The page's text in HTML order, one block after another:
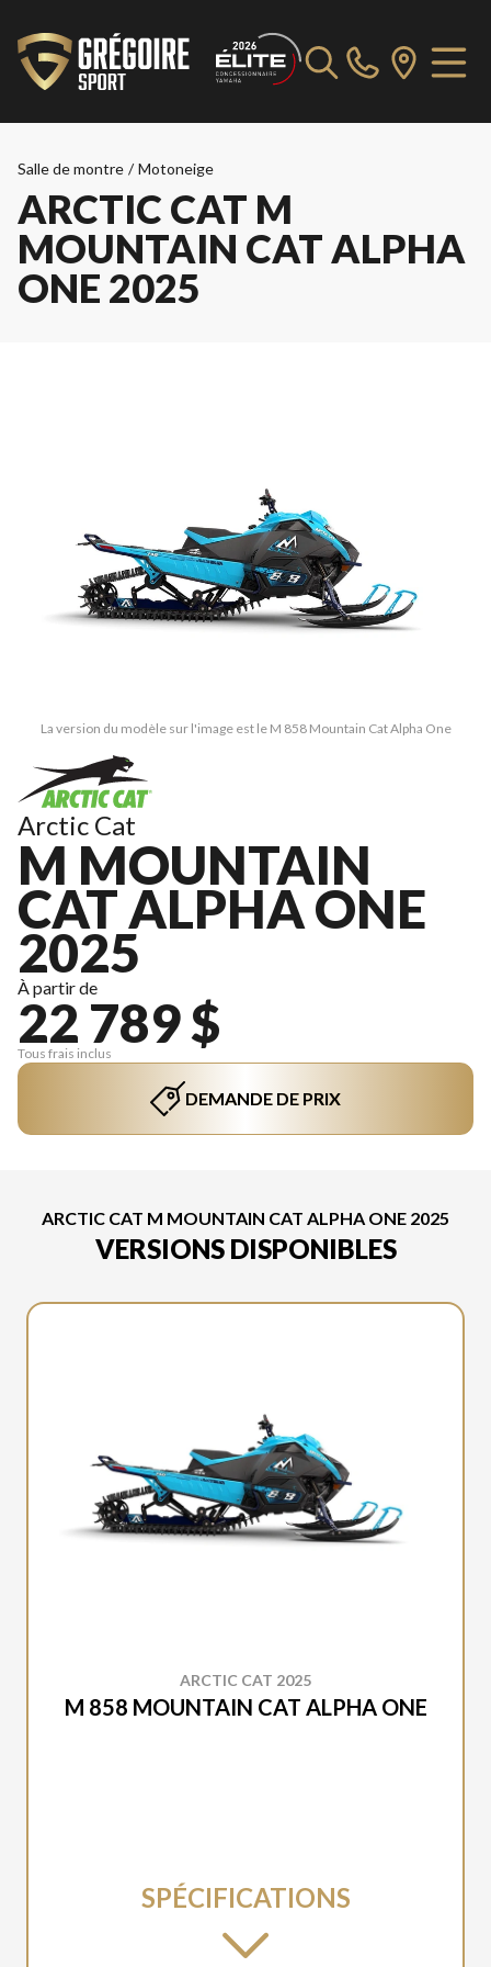
Salle de montre / Motoneige
ARCTIC CAT M
MOUNTAIN CAT ALPHA
ONE 2025
La version du modèle sur l'image est le M 858 Mountain Cat Alpha One
Arctic Cat
M MOUNTAIN
CAT ALPHA ONE
2025
À partir de
22 789 $
Tous frais inclus
DEMANDE DE PRIX
ARCTIC CAT M MOUNTAIN CAT ALPHA ONE 2025
VERSIONS DISPONIBLES
ARCTIC CAT 2025
M 858 MOUNTAIN CAT ALPHA ONE
SPÉCIFICATIONS